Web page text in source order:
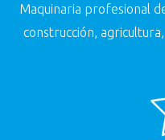
Maquinaria profesional
construcción,
comerciales del GRUPO
"Doy mi